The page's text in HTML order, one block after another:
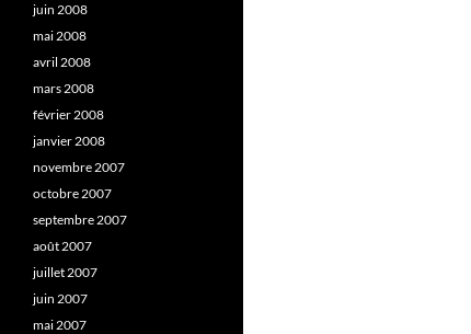
juin 2008
mai 2008
avril 2008
mars 2008
février 2008
janvier 2008
novembre 2007
octobre 2007
septembre 2007
août 2007
juillet 2007
juin 2007
mai 2007